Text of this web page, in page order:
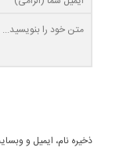
ذخیره نام، ایمیل و